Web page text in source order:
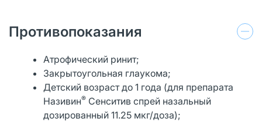
Противопоказания
Атрофический ринит;
Закрытоугольная глаукома;
Детский возраст до 1 года (для препарата
Називин® Сенситив спрей назальный
дозированный 11.25 мкг/доза);